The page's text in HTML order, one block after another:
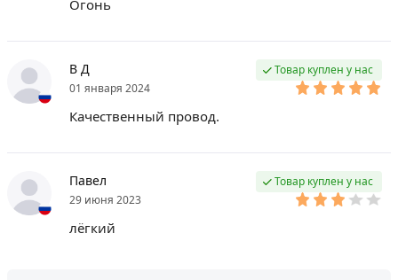
Огонь
В Д
01 января 2024
Товар куплен у нас
Качественный провод.
Павел
29 июня 2023
Товар куплен у нас
лёгкий